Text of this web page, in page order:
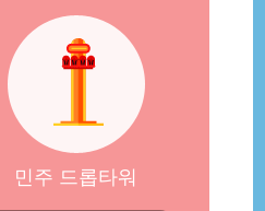
민주 드롭타워